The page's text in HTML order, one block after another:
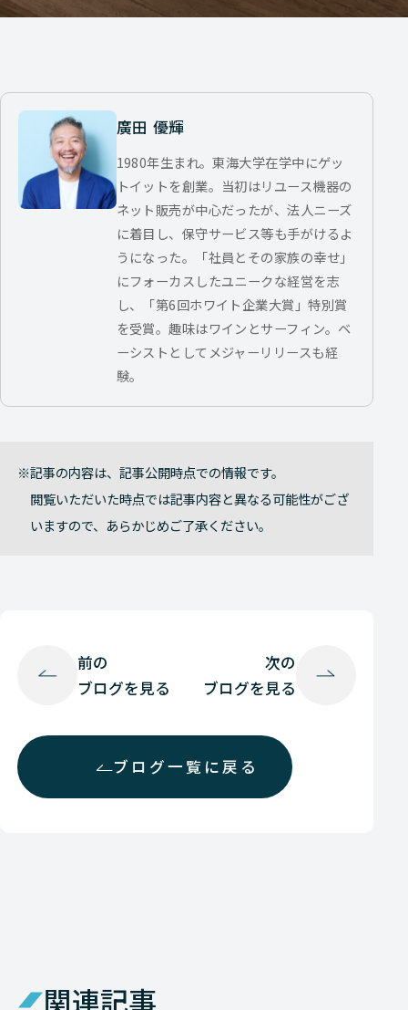
廣田 優輝
1980年生まれ。東海大学在学中にゲッ
トイットを創業。当初はリユース機器の
ネット販売が中心だったが、法人ニーズ
に着目し、保守サービス等も手がけるよ
うになった。「社員とその家族の幸せ」
にフォーカスしたユニークな経営を志
し、「第6回ホワイト企業大賞」特別賞
を受賞。趣味はワインとサーフィン。ベ
ーシストとしてメジャーリリースも経
験。
記事の内容は、記事公開時点での情報です。
閲覧いただいた時点では記事内容と異なる可能性がござ
いますので、あらかじめご了承ください。
前の
ブログを見る
ブログ一覧に戻る
次の
ブログを見る
関連記事